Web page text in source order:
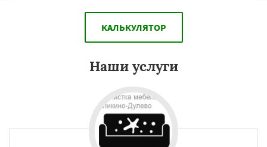
КАЛЬКУЛЯТОР
Наши услуги